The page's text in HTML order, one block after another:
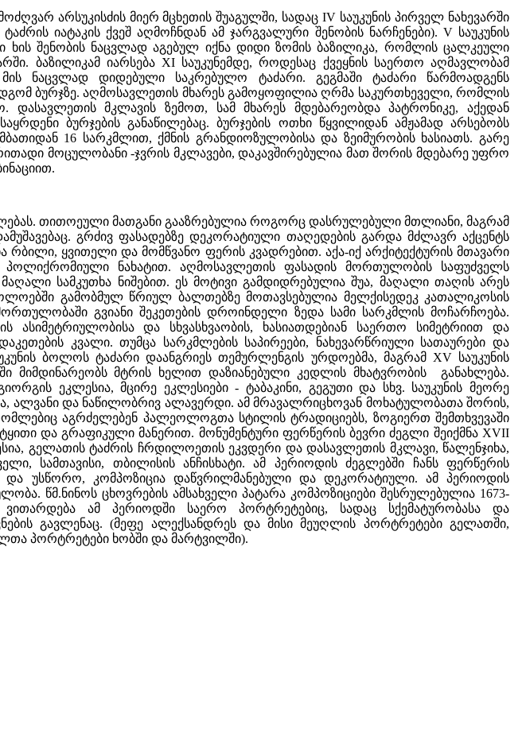
არსუკისძის მიერ მცხეთის შუაგულში, სადაც IV საუკუნის პირველ ნახევარში
იატაკის ქვეშ აღმოჩნდან ამ ჯარგვალური შენობის ნარჩენები). V საუკუნის
შენობის ნაცვლად აგებულ იქნა დიდი ზომის ბაზილიკა, რომლის ცალკეული
ბაზილიკამ იარსება XI საუკუნემდე, როდესაც ქვეყნის საერთო აღმავლობამ
მის ნაცვლად დიდებული საკრებულო ტაძარი. გეგმაში ტაძარი წარმოადგენს
ბურჯზე. აღმოსავლეთის მხარეს გამოყოფილია ღრმა საკურთხეველი, რომლის
დასავლეთის მკლავის ზემოთ, სამ მხარეს მდებარეობდა პატრონიკე, აქედან
ბურჯების განაწილებაც. ბურჯების ოთხი წყვილიდან ამჟამად არსებობს
16 სარკმლით, ქმნის გრანდიოზულობისა და ზეიმურობის ხასიათს. გარე
მოცულობანი -ჯვრის მკლავები, დაკავშირებულია მათ შორის მდებარე უფრო
თითოეული მათგანი გააზრებულია როგორც დასრულებული მთლიანი, მაგრამ
გრძივ ფასადებზე დეკორატიული თაღედების გარდა მძლავრ აქცენტს
რბილი, ყვითელი და მომწვანო ფერის კვადრებით. აქა-იქ არქიტექტურის მთავარი
პოლიქრომიული ნახატით. აღმოსავლეთის ფასადის მორთულობის საფუძველს
სამკუთხა ნიშებით. ეს მოტივი გამდიდრებულია შუა, მაღალი თაღის არეს
გამობმულ წრიულ ბალთებზე მოთავსებულია მელქისედეკ კათალიკოსის
გვიანი შეკეთების დროინდელი ზედა სამი სარკმლის მოჩარჩოება.
ასიმეტრიულობისა და სხვასხვაობის, ხასიათდებიან საერთო სიმეტრიით და
კვალი. თუმცა სარკმლების საპირეები, ნახევარწრიული სათაურები და
ბოლოს ტაძარი დაანგრიეს თემურლენგის ურდოებმა, მაგრამ XV საუკუნის
მიმდინარეობს მტრის ხელით დაზიანებული კედლის მხატვრობის განახლება.
ეკლესია, მცირე ეკლესიები - ტაბაკინი, გეგუთი და სხვ. საუკუნის მეორე
ალვანი და ნაწილობრივ ალავერდი. ამ მრავალრიცხოვან მოხატულობათა შორის,
აგრძელებენ პალეოლოგთა სტილის ტრადიციებს, ზოგიერთ შემთხვევაში
და გრაფიკული მანერით. მონუმენტური ფერწერის ბევრი ძეგლი შეიქმნა XVII
გელათის ტაძრის ჩრდილოეთის ეკვდერი და დასავლეთის მკლავი, წალენჯიხა,
სამთავისი, თბილისის ანჩისხატი. ამ პერიოდის ძეგლებში ჩანს ფერწერის
და უსწორო, კომპოზიცია დაწვრილმანებული და დეკორატიული. ამ პერიოდის
წმ.ნინოს ცხოვრების ამსახველი პატარა კომპოზიციები შესრულებულია 1673-
ამ პერიოდში საერო პორტრეტებიც, სადაც სქემატურობასა და
გავლენაც. (მეფე ალექსანდრეს და მისი მეუღლის პორტრეტები გელათში,
პორტრეტები ხობში და მარტვილში).